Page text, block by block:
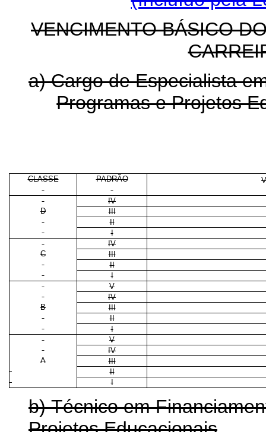
VENCIMENTO BÁSICO
a) Cargo de Especialista
Programas e Projetos
CLASSE PADRÃO
IV
D
III
II
I
IV
C
III
II
I
V
IV
B
III
II
I
V
IV
A
III
II
I
b) Técnico em